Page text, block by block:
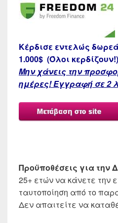
Κέρδισε εντελώς
1.000$ (Όλοι κερδίζουν!)
Μην χάνεις την
ημέρες! Εγγραφή σε 2
Προϋποθέσεις για την
25+ ετών να κάνετε την
ταυτοποίηση από το
Δεν απαιτείτε να